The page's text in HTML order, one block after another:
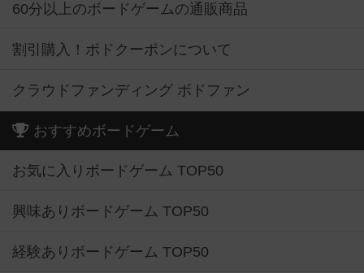
60分以上のボードゲームの通販商品
割引購入！ボドクーポンについて
クラウドファンディング ボドファン
おすすめボードゲーム
お気に入りボードゲーム TOP50
興味ありボードゲーム TOP50
経験ありボードゲーム TOP50